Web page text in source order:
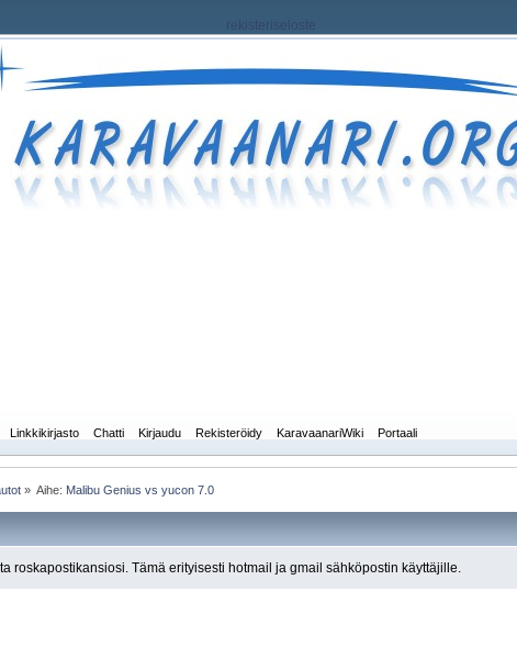
rekisteriseloste
Linkkikirjasto Chatti Kirjaudu Rekisteröidy KaravaanariWiki Portaali
» Aihe: Malibu Genius vs yucon 7.0
roskapostikansiosi. Tämä erityisesti hotmail ja gmail sähköpostin käyttäjille.